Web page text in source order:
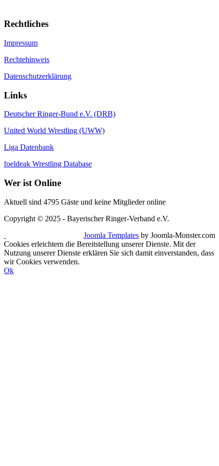
Rechtliches
Impressum
Rechtehinweis
Datenschutzerklärung
Links
Deutscher Ringer-Bund e.V. (DRB)
United World Wrestling (UWW)
Liga Datenbank
foeldeak Wrestling Database
Wer ist Online
Aktuell sind 4795 Gäste und keine Mitglieder online
Copyright © 2025 - Bayerischer Ringer-Verband e.V.
Joomla Templates by Joomla-Monster.com
Cookies erleichtern die Bereitstellung unserer Dienste. Mit der
Nutzung unserer Dienste erklären Sie sich damit einverstanden, dass
wir Cookies verwenden.
Ok